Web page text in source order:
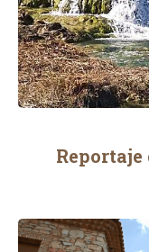
Reportaje